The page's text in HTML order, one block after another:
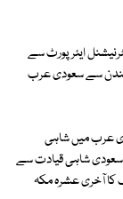
ایئرپورٹ سے
لندن سے سعودی عرب
عرب میں شاہی
سعودی شاہی قیادت سے
کا آخری عشرہ مکہ